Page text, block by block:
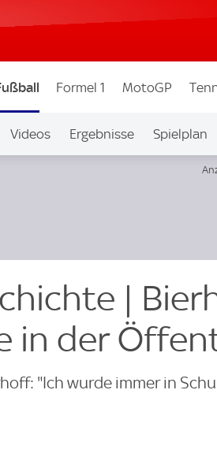
Formel 1 MotoGP
Videos Ergebnisse Spielplan
|
in der
"Ich wurde immer in